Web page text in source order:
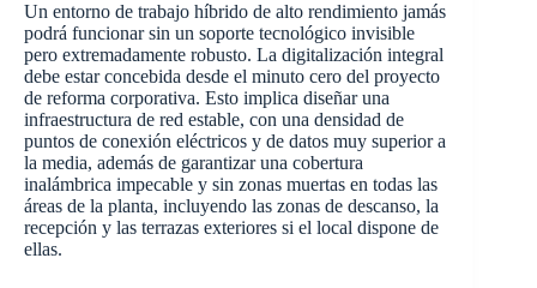
Un entorno de trabajo híbrido de alto rendimiento jamás
podrá funcionar sin un soporte tecnológico invisible
pero extremadamente robusto. La digitalización integral
debe estar concebida desde el minuto cero del proyecto
de reforma corporativa. Esto implica diseñar una
infraestructura de red estable, con una densidad de
puntos de conexión eléctricos y de datos muy superior a
la media, además de garantizar una cobertura
inalámbrica impecable y sin zonas muertas en todas las
áreas de la planta, incluyendo las zonas de descanso, la
recepción y las terrazas exteriores si el local dispone de
ellas.